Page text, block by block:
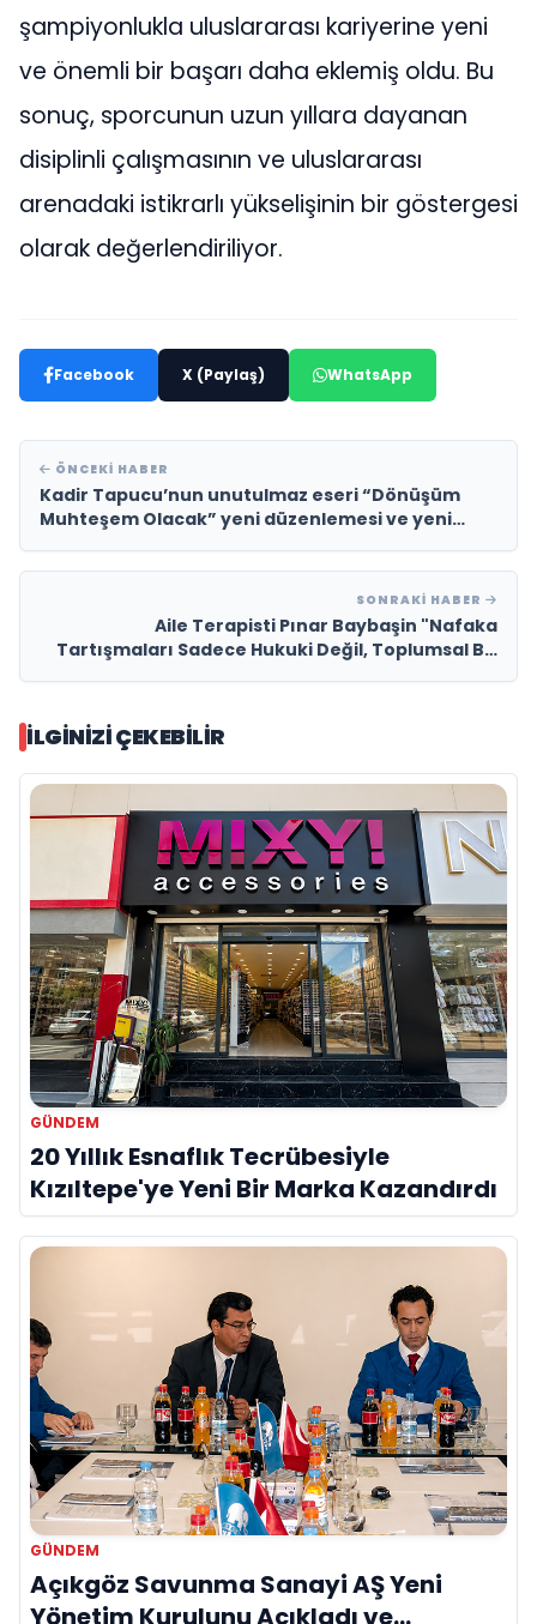
şampiyonlukla uluslararası kariyerine yeni
ve önemli bir başarı daha eklemiş oldu. Bu
sonuç, sporcunun uzun yıllara dayanan
disiplinli çalışmasının ve uluslararası
arenadaki istikrarlı yükselişinin bir göstergesi
olarak değerlendiriliyor.
Facebook X (Paylaş) WhatsApp
ÖNCEKI HABER
Kadir Tapucu’nun unutulmaz eseri “Dönüşüm
Muhteşem Olacak” yeni düzenlemesi ve yeni
SONRAKI HABER
Aile Terapisti Pınar Baybaşin "Nafaka
Tartışmaları Sadece Hukuki Değil, Toplumsal Bir
İLGINIZI ÇEKEBILIR
GÜNDEM
20 Yıllık Esnaflık Tecrübesiyle
Kızıltepe'ye Yeni Bir Marka Kazandırdı
GÜNDEM
Açıkgöz Savunma Sanayi AŞ Yeni
Yönetim Kurulunu Açıkladı ve